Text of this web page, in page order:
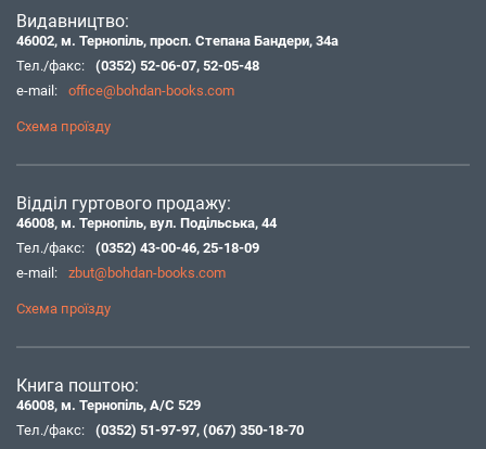
Видавництво:
46002, м. Тернопіль, просп. Степана Бандери, 34а
Тел./факс:
(0352) 52-06-07, 52-05-48
e-mail:
office@bohdan-books.com
Схема проїзду
Відділ гуртового продажу:
46008, м. Тернопіль, вул. Подільська, 44
Тел./факс:
(0352) 43-00-46, 25-18-09
e-mail:
zbut@bohdan-books.com
Схема проїзду
Книга поштою:
46008, м. Тернопіль, А/С 529
Тел./факс:
(0352) 51-97-97, (067) 350-18-70